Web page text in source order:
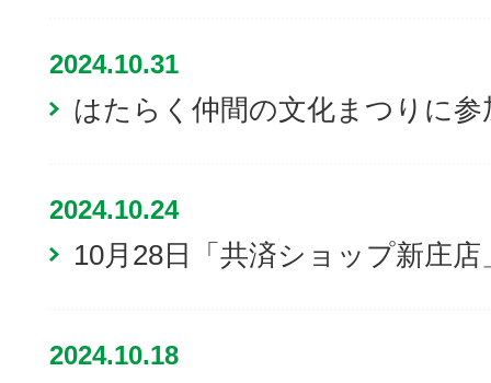
2024.10.31
はたらく仲間の文化まつりに
2024.10.24
10月28日「共済ショップ新庄
2024.10.18